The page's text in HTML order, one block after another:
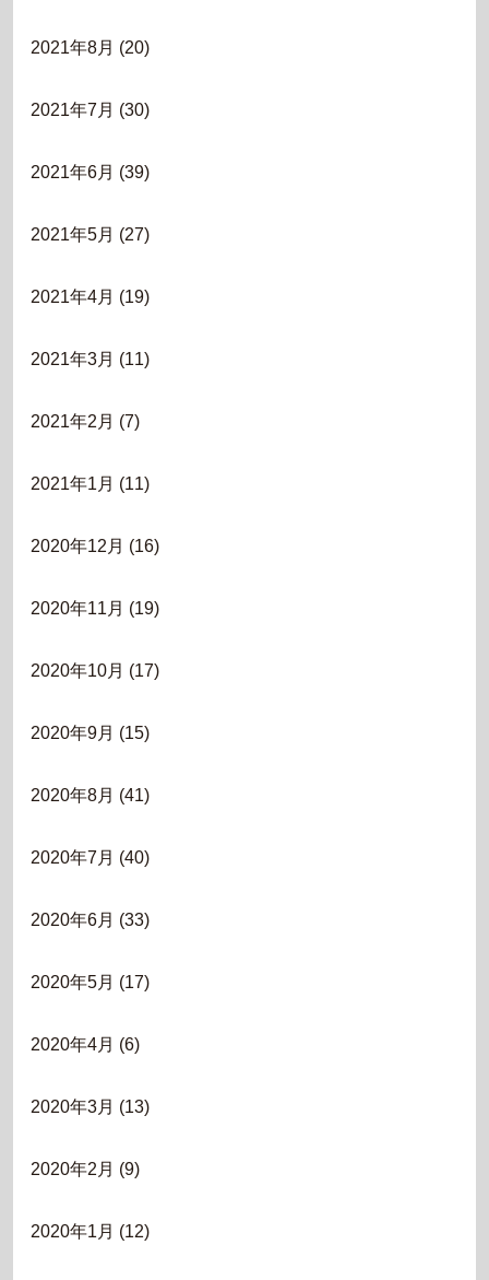
2021年8月 (20)
2021年7月 (30)
2021年6月 (39)
2021年5月 (27)
2021年4月 (19)
2021年3月 (11)
2021年2月 (7)
2021年1月 (11)
2020年12月 (16)
2020年11月 (19)
2020年10月 (17)
2020年9月 (15)
2020年8月 (41)
2020年7月 (40)
2020年6月 (33)
2020年5月 (17)
2020年4月 (6)
2020年3月 (13)
2020年2月 (9)
2020年1月 (12)